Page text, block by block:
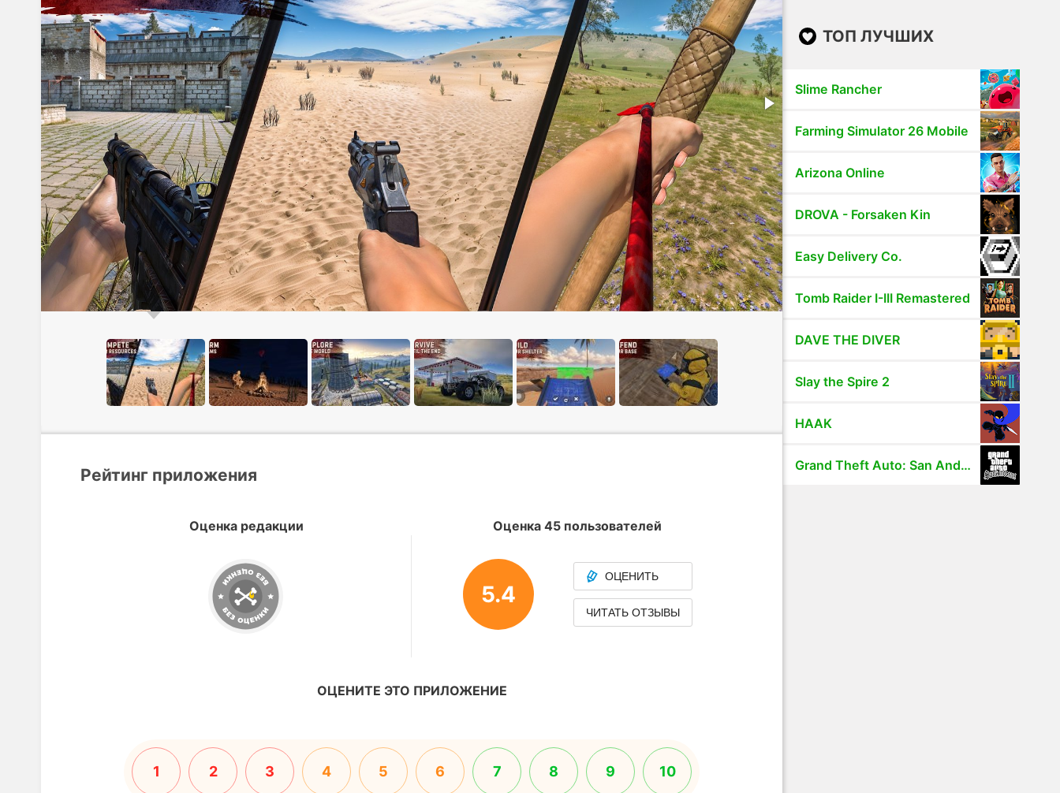
Рейтинг приложения
Оценка редакции Оценка 45 пользователей
5.4
ОЦЕНИТЬ
ЧИТАТЬ ОТЗЫВЫ
ОЦЕНИТЕ ЭТО ПРИЛОЖЕНИЕ
1 2 3 4 5 6 7 8 9 10
ТОП ЛУЧШИХ
Slime Rancher
Farming Simulator 26 Mobile
Arizona Online
DROVA - Forsaken Kin
Easy Delivery Co.
Tomb Raider I-III Remastered
DAVE THE DIVER
Slay the Spire 2
HAAK
Grand Theft Auto: San Andreas